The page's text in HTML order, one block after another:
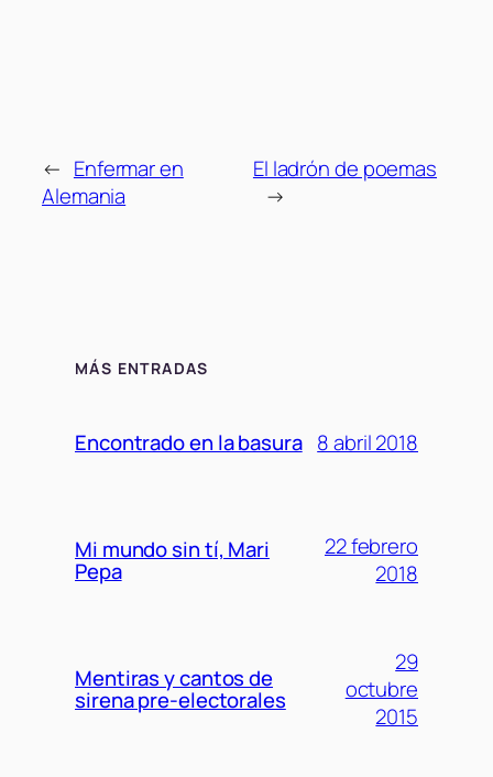
← Enfermar en
Alemania
El ladrón de poemas
→
MÁS ENTRADAS
Encontrado en la basura 8 abril 2018
Mi mundo sin tí, Mari
Pepa
22 febrero
2018
Mentiras y cantos de
sirena pre-electorales
29
octubre
2015